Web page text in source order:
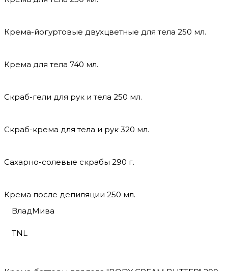
Крема-йогуртовые двухцветные для тела 250 мл.
Крема для тела 740 мл.
Скраб-гели для рук и тела 250 мл.
Скраб-крема для тела и рук 320 мл.
Сахарно-солевые скрабы 290 г.
Крема после депиляции 250 мл.
ВладМива
TNL